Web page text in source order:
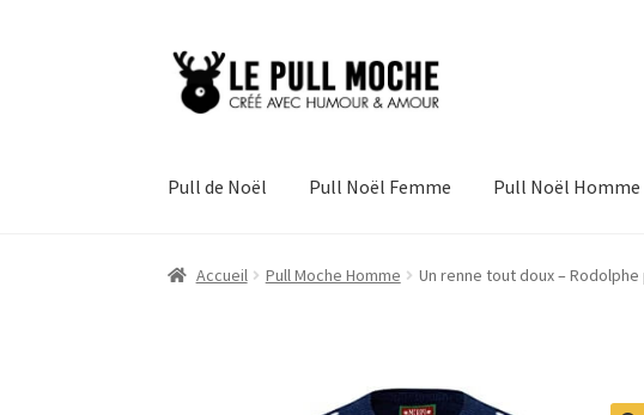
Aller
Aller
au
Pull de Noël Pull Noël Femme Pull Noël Homme
Accueil Pull Moche Homme Un renne tout doux – Rodolphe